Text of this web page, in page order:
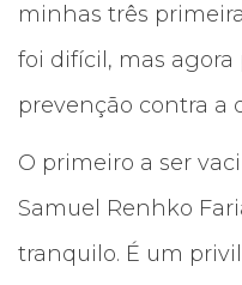
minhas três
foi difícil, mas agora
prevenção contra a
O primeiro a ser
Samuel Renhko
tranquilo. É um